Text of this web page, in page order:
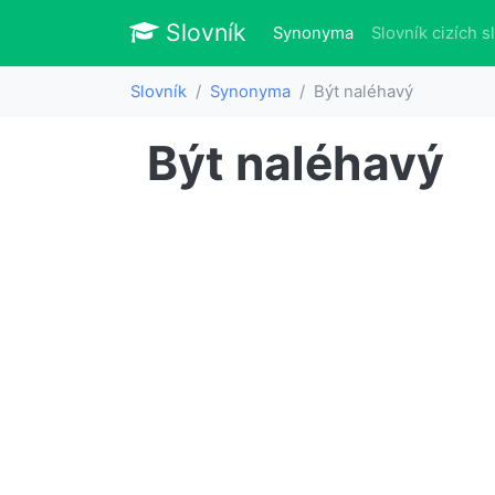
Slovník Slovník
Synonyma(aktuálně)
Slovník cizích
Slovník Synonyma Být naléhavý
Být naléhavý